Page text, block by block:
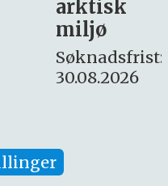
Søknadsfrist:
16. august.